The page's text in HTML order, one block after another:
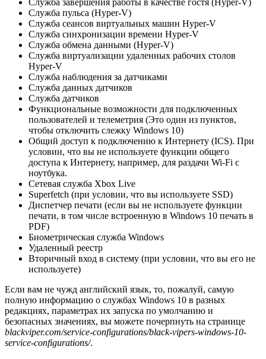
Служба завершения работы в качестве гостя (Hyper-V)
Служба пульса (Hyper-V)
Служба сеансов виртуальных машин Hyper-V
Служба синхронизации времени Hyper-V
Служба обмена данными (Hyper-V)
Служба виртуализации удаленных рабочих столов
Hyper-V
Служба наблюдения за датчиками
Служба данных датчиков
Служба датчиков
Функциональные возможности для подключенных
пользователей и телеметрия (Это один из пунктов,
чтобы отключить слежку Windows 10)
Общий доступ к подключению к Интернету (ICS). При
условии, что вы не используете функции общего
доступа к Интернету, например, для раздачи Wi-Fi с
ноутбука.
Сетевая служба Xbox Live
Superfetch (при условии, что вы используете SSD)
Диспетчер печати (если вы не используете функции
печати, в том числе встроенную в Windows 10 печать в
PDF)
Биометрическая служба Windows
Удаленный реестр
Вторичный вход в систему (при условии, что вы его не
используете)
Если вам не чужд английский язык, то, пожалуй, самую
полную информацию о службах Windows 10 в разных
редакциях, параметрах их запуска по умолчанию и
безопасных значениях, вы можете почерпнуть на странице
blackviper.com/service-configurations/black-vipers-windows-10-
service-configurations/.